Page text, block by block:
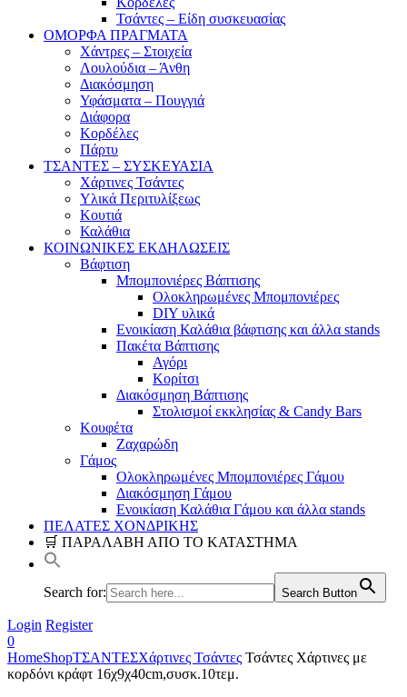
Τσάντες – Είδη συσκευασίας
ΟΜΟΡΦΑ ΠΡΑΓΜΑΤΑ
Χάντρες – Στοιχεία
Λουλούδια – Άνθη
Διακόσμηση
Υφάσματα – Πουγγιά
Διάφορα
Κορδέλες
Πάρτυ
ΤΣΑΝΤΕΣ – ΣΥΣΚΕΥΑΣΙΑ
Χάρτινες Τσάντες
Υλικά Περιτυλίξεως
Κουτιά
Καλάθια
ΚΟΙΝΩΝΙΚΕΣ ΕΚΔΗΛΩΣΕΙΣ
Βάφτιση
Μπομπονιέρες Βάπτισης
Ολοκληρωμένες Μπομπονιέρες
DIY υλικά
Ενοικίαση Καλάθια βάφτισης και άλλα stands
Πακέτα Βάπτισης
Αγόρι
Κορίτσι
Διακόσμηση Βάπτισης
Στολισμοί εκκλησίας & Candy Bars
Κουφέτα
Ζαχαρώδη
Γάμος
Ολοκληρωμένες Μπομπονιέρες Γάμου
Διακόσμηση Γάμου
Ενοικίαση Καλάθια Γάμου και άλλα stands
ΠΕΛΑΤΕΣ ΧΟΝΔΡΙΚΗΣ
🛒 ΠΑΡΑΛΑΒΗ ΑΠΟ ΤΟ ΚΑΤΑΣΤΗΜΑ
Search for: Search Button
Login Register
0
HomeShopΤΣΑΝΤΕΣΧάρτινες Τσάντες Τσάντες Χάρτινες με
κορδόνι κράφτ 16χ9χ40cm,συσκ.10τεμ.